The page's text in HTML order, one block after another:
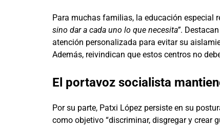
Para muchas familias, la educación especial
sino dar a cada uno lo que necesita”.
atención personalizada para evitar su
Además, reivindican que estos centros no
El portavoz socialista
Por su parte, Patxi López persiste en su
como objetivo “discriminar, disgregar y crear